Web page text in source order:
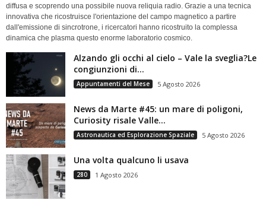
diffusa e scoprendo una possibile nuova reliquia radio. Grazie a una tecnica
innovativa che ricostruisce l'orientazione del campo magnetico a partire
dall'emissione di sincrotrone, i ricercatori hanno ricostruito la complessa
dinamica che plasma questo enorme laboratorio cosmico.
Alzando gli occhi al cielo – Vale la sveglia?Le
congiunzioni di...
Appuntamenti del Mese 5 Agosto 2026
News da Marte #45: un mare di poligoni,
Curiosity risale Valle...
Astronautica ed Esplorazione Spaziale 5 Agosto 2026
Una volta qualcuno li usava
280 1 Agosto 2026